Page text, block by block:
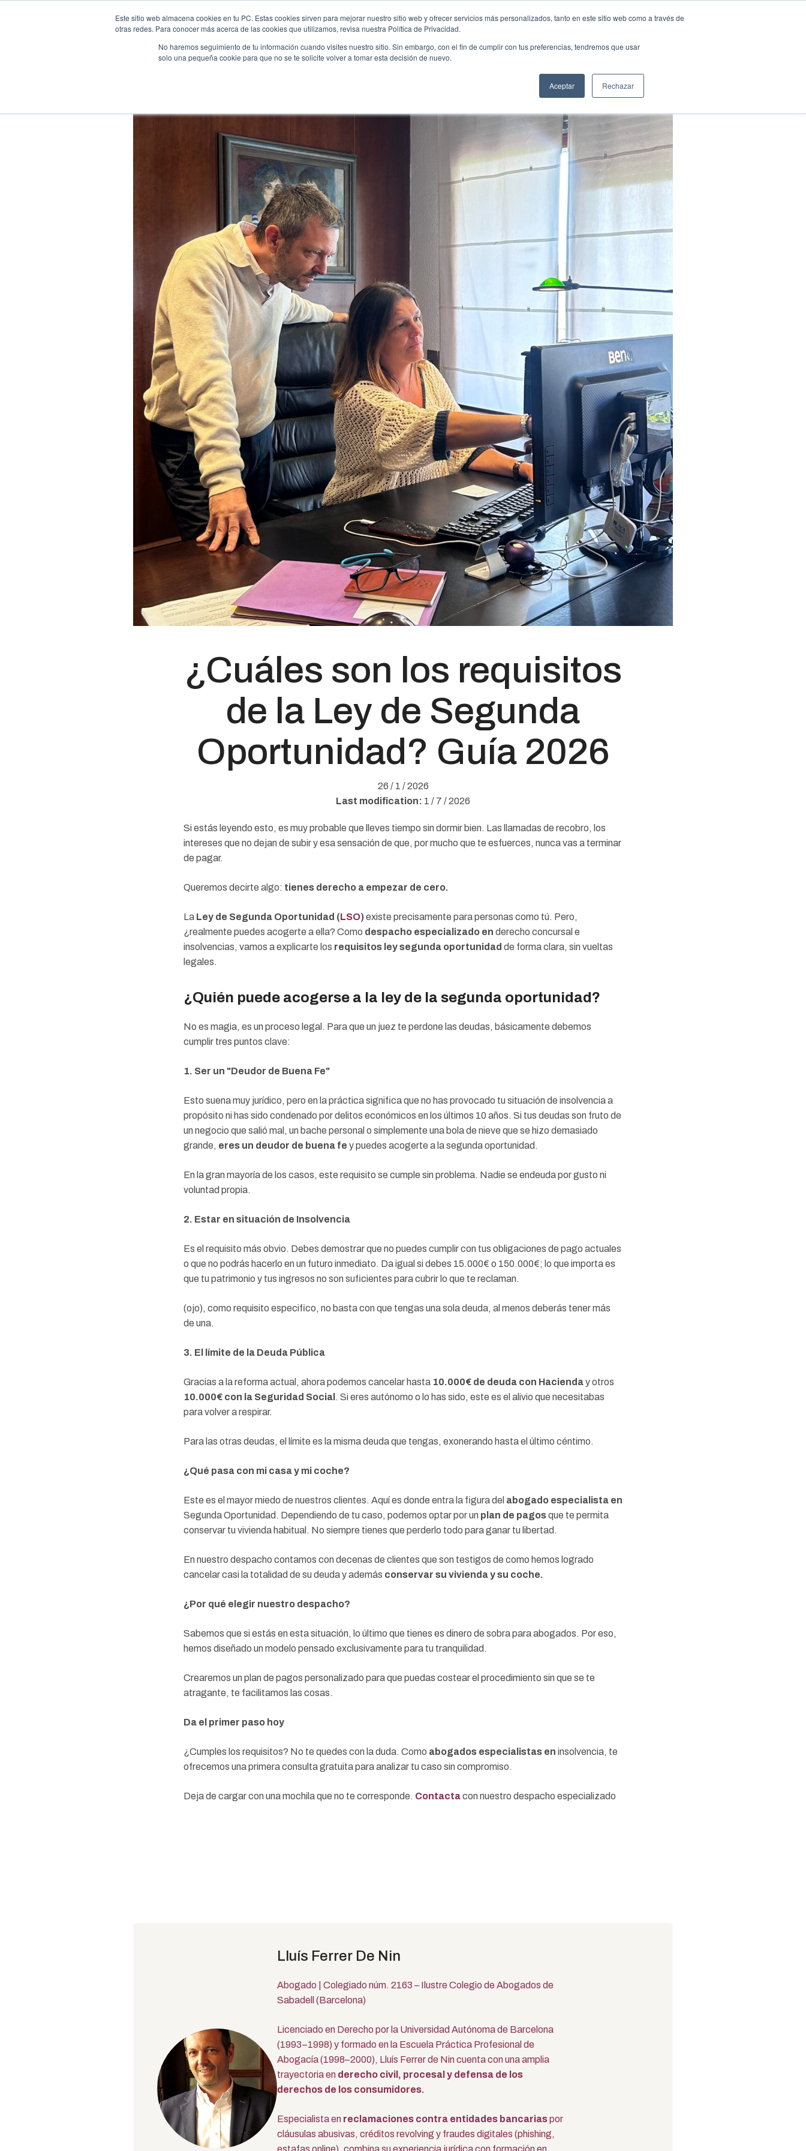
Este sitio web almacena cookies en tu PC. Estas cookies sirven para mejorar nuestro sitio web y ofrecer servicios más personalizados, tanto en este sitio web como a través de
otras redes. Para conocer más acerca de las cookies que utilizamos, revisa nuestra Política de Privacidad.
No haremos seguimiento de tu información cuando visites nuestro sitio. Sin embargo, con el fin de cumplir con tus preferencias, tendremos que usar
solo una pequeña cookie para que no se te solicite volver a tomar esta decisión de nuevo.
Aceptar Rechazar
¿Cuáles son los requisitos
de la Ley de Segunda
Oportunidad? Guía 2026
26 / 1 / 2026
Last modification: 1 / 7 / 2026
Si estás leyendo esto, es muy probable que lleves tiempo sin dormir bien. Las llamadas de recobro, los
intereses que no dejan de subir y esa sensación de que, por mucho que te esfuerces, nunca vas a terminar
de pagar.
Queremos decirte algo: tienes derecho a empezar de cero.
La Ley de Segunda Oportunidad (LSO)existe precisamente para personas como tú. Pero,
¿realmente puedes acogerte a ella? Como despacho especializado en derecho concursal e
insolvencias, vamos a explicarte los requisitos ley segunda oportunidad de forma clara, sin vueltas
legales.
¿Quién puede acogerse a la ley de la segunda oportunidad?
No es magia, es un proceso legal. Para que un juez te perdone las deudas, básicamente debemos
cumplir tres puntos clave:
1. Ser un "Deudor de Buena Fe"
Esto suena muy jurídico, pero en la práctica significa que no has provocado tu situación de insolvencia a
propósito ni has sido condenado por delitos económicos en los últimos 10 años. Si tus deudas son fruto de
un negocio que salió mal, un bache personal o simplemente una bola de nieve que se hizo demasiado
grande, eres un deudor de buena fe y puedes acogerte a la segunda oportunidad.
En la gran mayoría de los casos, este requisito se cumple sin problema. Nadie se endeuda por gusto ni
voluntad propia.
2. Estar en situación de Insolvencia
Es el requisito más obvio. Debes demostrar que no puedes cumplir con tus obligaciones de pago actuales
o que no podrás hacerlo en un futuro inmediato. Da igual si debes 15.000€ o 150.000€; lo que importa es
que tu patrimonio y tus ingresos no son suficientes para cubrir lo que te reclaman.
(ojo), como requisito especifico, no basta con que tengas una sola deuda, al menos deberás tener más
de una.
3. El límite de la Deuda Pública
Gracias a la reforma actual, ahora podemos cancelar hasta 10.000€ de deuda con Hacienday otros
10.000€ con la Seguridad Social . Si eres autónomo o lo has sido, este es el alivio que necesitabas
para volver a respirar.
Para las otras deudas, el límite es la misma deuda que tengas, exonerando hasta el último céntimo.
¿Qué pasa con mi casa y mi coche?
Este es el mayor miedo de nuestros clientes. Aquí es donde entra la figura del abogado especialista en
Segunda Oportunidad. Dependiendo de tu caso, podemos optar por un plan de pagosque te permita
conservar tu vivienda habitual. No siempre tienes que perderlo todo para ganar tu libertad.
En nuestro despacho contamos con decenas de clientes que son testigos de como hemos logrado
cancelar casi la totalidad de su deuda y además conservar su vivienda y su coche.
¿Por qué elegir nuestro despacho?
Sabemos que si estás en esta situación, lo último que tienes es dinero de sobra para abogados. Por eso,
hemos diseñado un modelo pensado exclusivamente para tu tranquilidad.
Crearemos un plan de pagos personalizado para que puedas costear el procedimiento sin que se te
atragante, te facilitamos las cosas.
Da el primer paso hoy
¿Cumples los requisitos? No te quedes con la duda. Como abogados especialistas en insolvencia, te
ofrecemos una primera consulta gratuita para analizar tu caso sin compromiso.
Deja de cargar con una mochila que no te corresponde. Contactacon nuestro despacho especializado
Lluís Ferrer De Nin
Abogado | Colegiado núm. 2163 – Ilustre Colegio de Abogados de
Sabadell (Barcelona)
Licenciado en Derecho por la Universidad Autónoma de Barcelona
(1993–1998) y formado en la Escuela Práctica Profesional de
Abogacía (1998–2000), Lluís Ferrer de Nin cuenta con una amplia
trayectoria en derecho civil, procesal y defensa de los
derechos de los consumidores.
Especialista en reclamaciones contra entidades bancariaspor
cláusulas abusivas, créditos revolving y fraudes digitales (phishing,